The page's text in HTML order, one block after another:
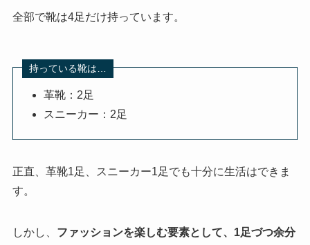
全部で靴は4足だけ持っています。
持っている靴は…
革靴：2足
スニーカー：2足
正直、革靴1足、スニーカー1足でも十分に生活はできま
す。
しかし、 ファッションを楽しむ要素として、1足づつ余分